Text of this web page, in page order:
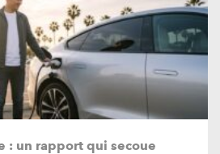
: un rapport qui secoue